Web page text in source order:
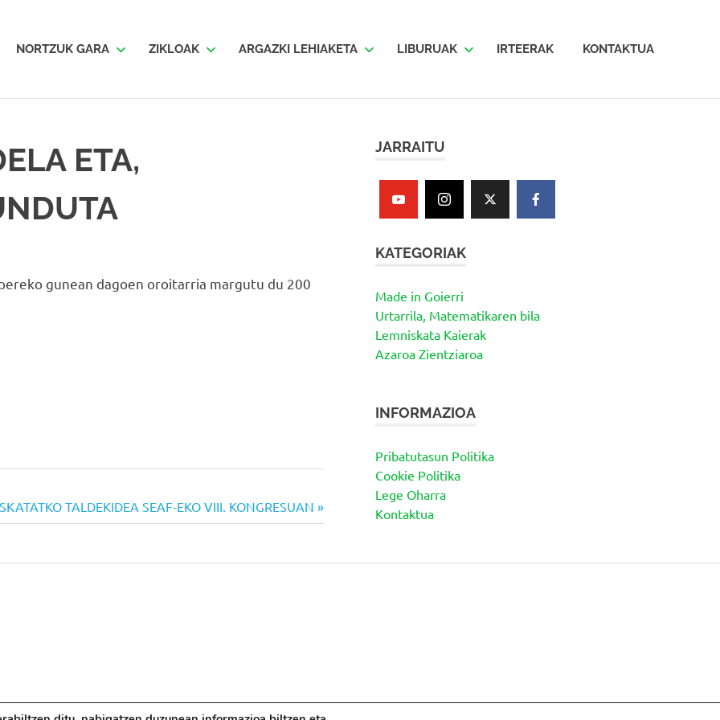
NORTZUK GARA ZIKLOAK ARGAZKI LEHIAKETA LIBURUAK IRTEERAK KONTAKTUA
ETA,
gunean dagoen oroitarria margutu du 200
TALDEKIDEA SEAF-EKO VIII. KONGRESUAN
JARRAITU
KATEGORIAK
Made in Goierri
Urtarrila, Matematikaren bila
Lemniskata Kaierak
Azaroa Zientziaroa
INFORMAZIOA
Pribatutasun Politika
Cookie Politika
Lege Oharra
Kontaktua